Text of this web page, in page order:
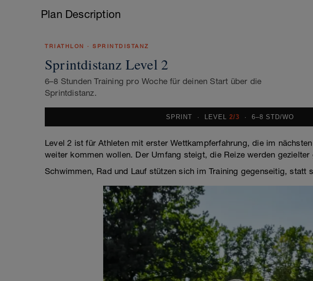
Plan Description
TRIATHLON · SPRINTDISTANZ
Sprintdistanz Level 2
6–8 Stunden Training pro Woche für deinen Start über die
Sprintdistanz.
SPRINT · LEVEL 2/3 · 6–8 STD/WO
Level 2 ist für Athleten mit erster Wettkampferfahrung, die im
weiter kommen wollen. Der Umfang steigt, die Reize werden gezielter
Schwimmen, Rad und Lauf stützen sich im Training gegenseitig, statt